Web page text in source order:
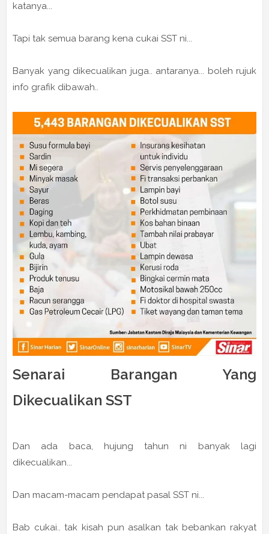
katanya...
Tapi tak semua barang kena cukai SST ni...
Banyak yang dikecualikan juga.. antaranya... boleh rujuk
info grafik dibawah..
Senarai Barangan Yang
Dikecualikan SST
Dan ada baca, hujung tahun ni banyak lagi
dikecualikan...
Dan macam-macam pendapat pasal SST ni...
Bab cukai.. tak kisah pun asalkan tak bebankan rakyat